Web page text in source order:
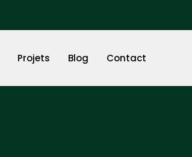
Projets Blog Contact